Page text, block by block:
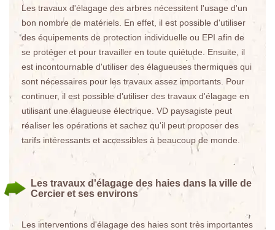
Les travaux d'élagage des arbres nécessitent l'usage d'un
bon nombre de matériels. En effet, il est possible d'utiliser
des équipements de protection individuelle ou EPI afin de
se protéger et pour travailler en toute quiétude. Ensuite, il
est incontournable d'utiliser des élagueuses thermiques qui
sont nécessaires pour les travaux assez importants. Pour
continuer, il est possible d'utiliser des travaux d'élagage en
utilisant une élagueuse électrique. VD paysagiste peut
réaliser les opérations et sachez qu'il peut proposer des
tarifs intéressants et accessibles à beaucoup de monde.
Les travaux d'élagage des haies dans la ville de
Cercier et ses environs
Les interventions d'élagage des haies sont très importantes